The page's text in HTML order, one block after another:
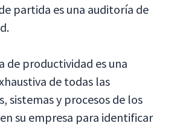
partida es una auditoría de
de productividad es una
de todas las
sistemas y procesos de los
su empresa para identificar